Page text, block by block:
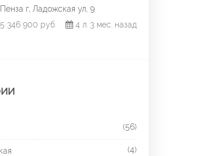
Пенза г, Ладожская ул, 9
5 346 900 руб.
4 л. 3 мес. назад
(56)
(4)